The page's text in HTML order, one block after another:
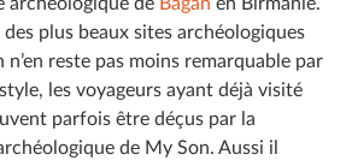
plus beaux sites archéologiques
reste pas moins remarquable par
les voyageurs ayant déjà visité
parfois être déçus par la
de My Son. Aussi il